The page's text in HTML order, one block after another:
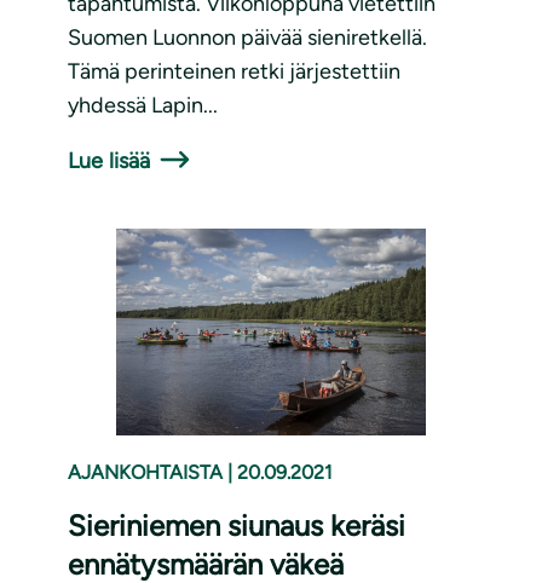
Suomen Luonnon päivää sieniretkellä.
Tämä perinteinen retki järjestettiin
yhdessä Lapin...
Lue lisää
AJANKOHTAISTA 20.09.2021
Sieriniemen siunaus keräsi
ennätysmäärän väkeä